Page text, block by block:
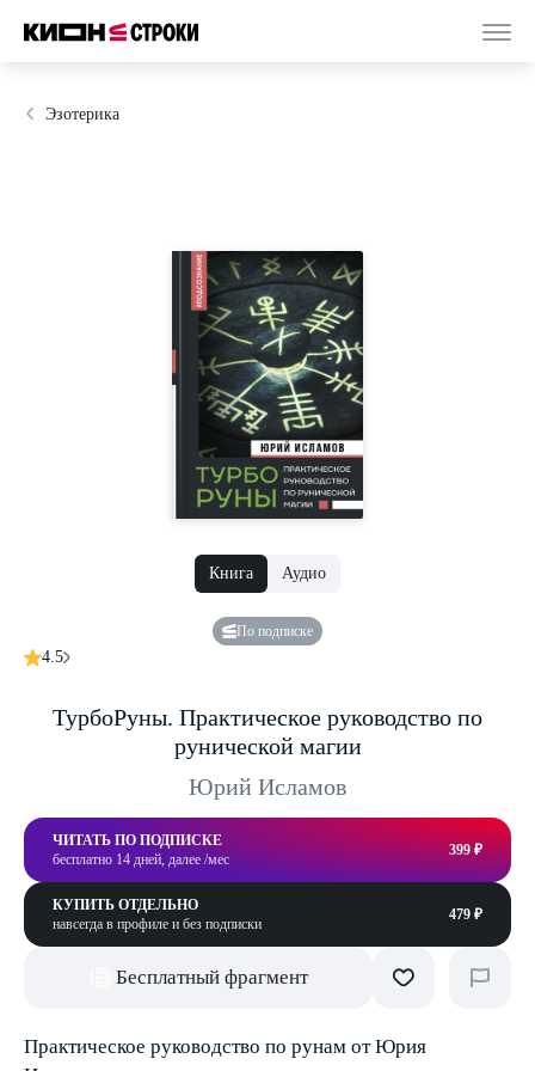
Эзотерика
Книга Аудио
По подписке
4.5
ТурбоРуны. Практическое руководство по
рунической магии
Юрий Исламов
ЧИТАТЬ ПО ПОДПИСКЕ
бесплатно 14 дней, далее /мес
399 ₽
КУПИТЬ ОТДЕЛЬНО
навсегда в профиле и без подписки
479 ₽
Бесплатный фрагмент
Практическое руководство по рунам от Юрия